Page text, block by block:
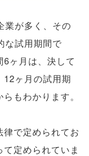
業が多く、その
な試用期間で
ヶ月は、決して
ヶ月の試用期
もわかります。
で定められてお
定められていま